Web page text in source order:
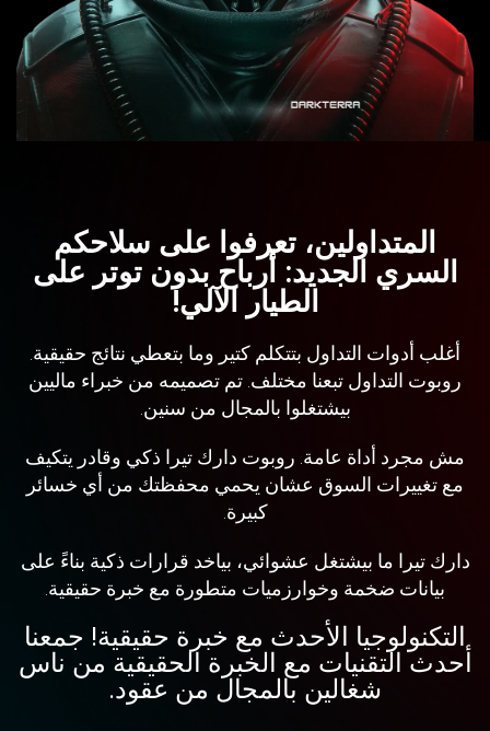
المتداولين، تعرفوا على سلاحكم
السري الجديد: أرباح بدون توتر على
الطيار الآلي!
أغلب أدوات التداول بتتكلم كتير وما بتعطي نتائج حقيقية.
روبوت التداول تبعنا مختلف. تم تصميمه من خبراء ماليين
بيشتغلوا بالمجال من سنين.
مش مجرد أداة عامة. روبوت دارك تيرا ذكي وقادر يتكيف
مع تغييرات السوق عشان يحمي محفظتك من أي خسائر
كبيرة.
دارك تيرا ما بيشتغل عشوائي، بياخد قرارات ذكية بناءً على
بيانات ضخمة وخوارزميات متطورة مع خبرة حقيقية.
التكنولوجيا الأحدث مع خبرة حقيقية! جمعنا
أحدث التقنيات مع الخبرة الحقيقية من ناس
شغالين بالمجال من عقود.​